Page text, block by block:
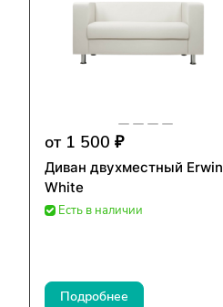
от 1 500 ₽
Диван двухместный Erwin
White
Есть в наличии
Подробнее